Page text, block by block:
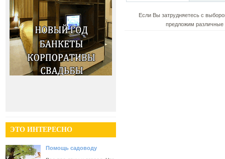
ЭТО ИНТЕРЕСНО
Помощь садоводу
Если Вы затрудняетесь с
предложим различные